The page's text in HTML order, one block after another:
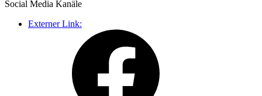
Social Media Kanäle
Externer Link: